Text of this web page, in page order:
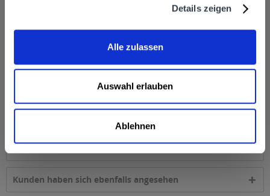
Details zeigen
Alle zulassen
Auswahl erlauben
Ablehnen
Alkoholgehalt
Kunden kauften auch
Kunden haben sich ebenfalls angesehen